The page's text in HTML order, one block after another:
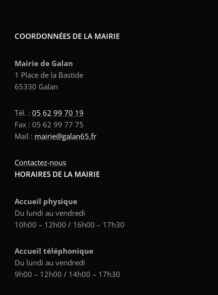
COORDONNÉES DE LA MAIRIE
Mairie de Galan
1 Place de la Bastide
65330 Galan
Tél. : 05 62 99 70 19
Fax : 05 62 99 77 75
Mail : mairie@galan65.fr
Contactez-nous
HORAIRES DE LA MAIRIE
Accueil physique
Du lundi au vendredi
10h00 – 12h00 / 16h00 – 17h30
Accueil téléphonique
Du lundi au vendredi
9h00 – 12h00 / 14h00 – 17h30